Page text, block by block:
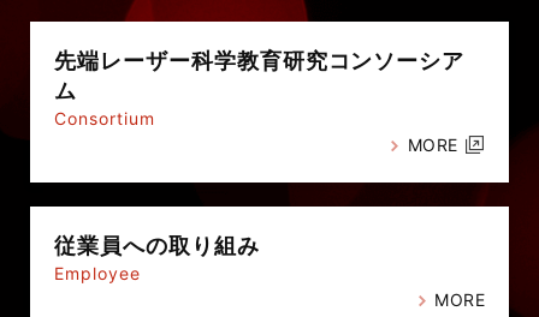
先端レーザー科学教育研究コンソーシア
ム
Consortium
MORE
従業員への取り組み
Employee
MORE